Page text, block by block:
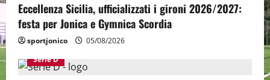
Eccellenza Sicilia, ufficializzati i gironi 2026/2027:
festa per Jonica e Gymnica Scordia
sportjonico
05/08/2026
Serie D